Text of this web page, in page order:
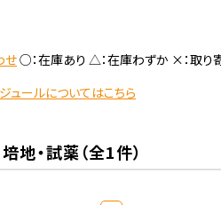
せ○：在庫あり △：在庫わずか ×：取り
ュールについてはこちら
地・試薬（全1件）